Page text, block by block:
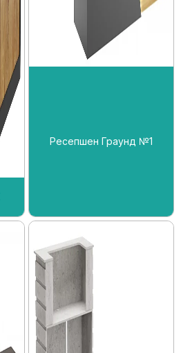
Ресепшен Граунд №1